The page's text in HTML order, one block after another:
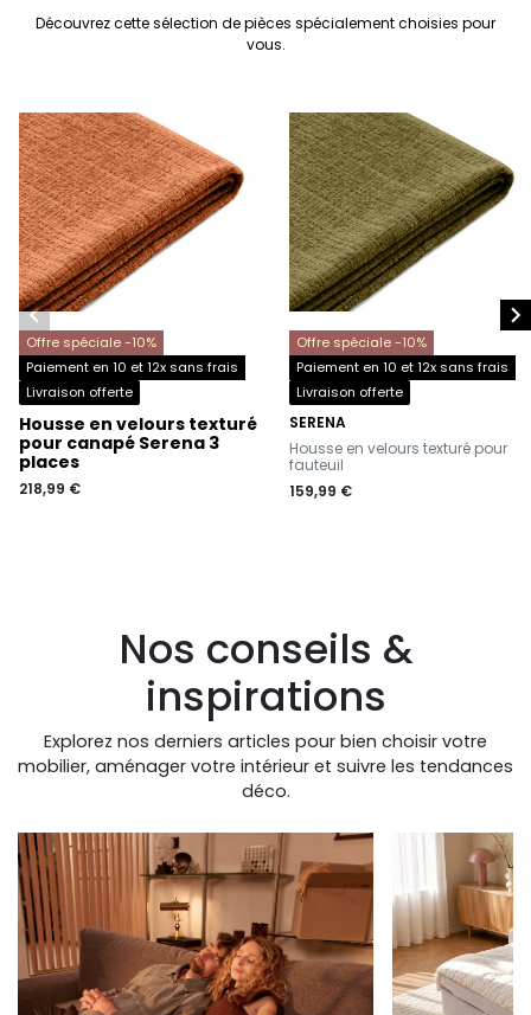
Découvrez cette sélection de pièces spécialement choisies pour
vous.
Offre spéciale -10%
Paiement en 10 et 12x sans frais
Livraison offerte
Housse en velours texturé
pour canapé Serena 3
places
218,99 €
Offre spéciale -10%
Paiement en 10 et 12x sans frais
Livraison offerte
SERENA
-
Housse en velours texturé pour
fauteuil
159,99 €
 
Nos conseils &
inspirations
Explorez nos derniers articles pour bien choisir votre
mobilier, aménager votre intérieur et suivre les tendances
déco.